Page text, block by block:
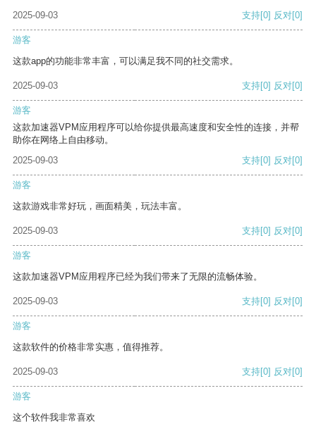
2025-09-03 支持[0] 反对[0]
游客
这款app的功能非常丰富，可以满足我不同的社交需求。
2025-09-03 支持[0] 反对[0]
游客
这款加速器VPM应用程序可以给你提供最高速度和安全性的连接，并帮
助你在网络上自由移动。
2025-09-03
支持[0] 反对[0]
游客
这款游戏非常好玩，画面精美，玩法丰富。
2025-09-03 支持[0] 反对[0]
游客
这款加速器VPM应用程序已经为我们带来了无限的流畅体验。
2025-09-03 支持[0] 反对[0]
游客
这款软件的价格非常实惠，值得推荐。
2025-09-03 支持[0] 反对[0]
游客
这个软件我非常喜欢